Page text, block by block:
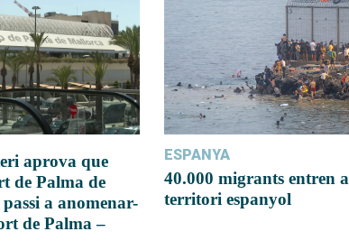
aprova que
de Palma de
a anomenar-
de Palma –
ESPANYA
40.000 migrants entren a
territori espanyol